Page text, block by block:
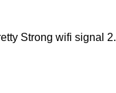
Strong wifi signal